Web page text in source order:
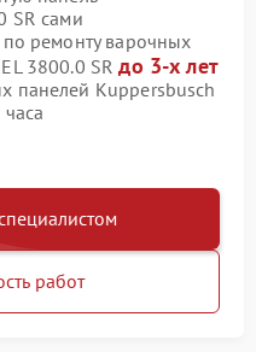
SR сами
ремонту варочных
3800.0 SRдо 3-х лет
панелей Kuppersbusch
работ